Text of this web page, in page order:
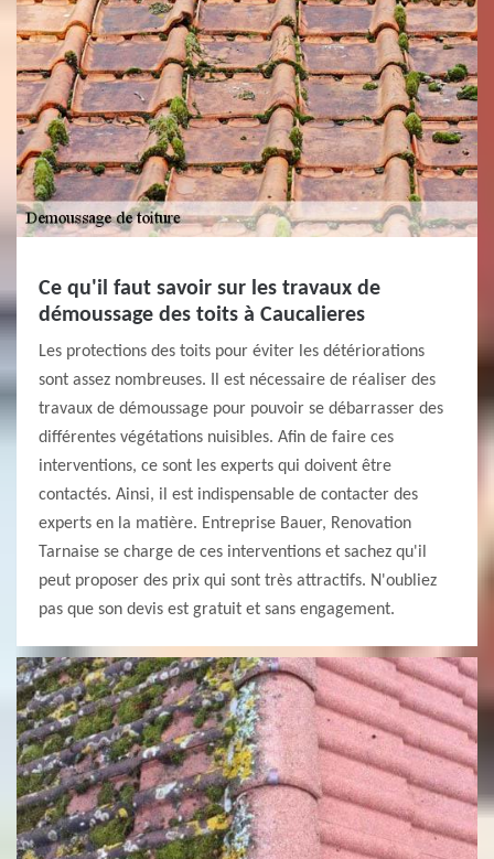
Ce qu'il faut savoir sur les travaux de
démoussage des toits à Caucalieres
Les protections des toits pour éviter les détériorations
sont assez nombreuses. Il est nécessaire de réaliser des
travaux de démoussage pour pouvoir se débarrasser des
différentes végétations nuisibles. Afin de faire ces
interventions, ce sont les experts qui doivent être
contactés. Ainsi, il est indispensable de contacter des
experts en la matière. Entreprise Bauer, Renovation
Tarnaise se charge de ces interventions et sachez qu'il
peut proposer des prix qui sont très attractifs. N'oubliez
pas que son devis est gratuit et sans engagement.